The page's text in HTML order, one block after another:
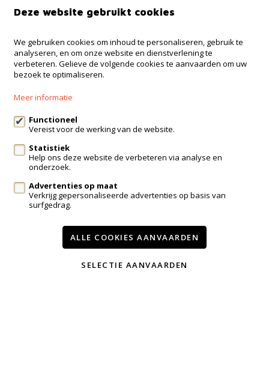
Immo Bosmans
Klokstraat 25 / 21
3600 Genk
info@immo-bosmans.be
Te koop Te huur
Contact
Wijzig cookie voorkeuren
voorwaarden privacy powered by Whise
Deze website gebruikt cookies
We gebruiken cookies om inhoud te personaliseren, gebruik te
analyseren, en om onze website en dienstverlening te
verbeteren. Gelieve de volgende cookies te aanvaarden om uw
bezoek te optimaliseren.
Meer informatie
Functioneel
Vereist voor de werking van de website.
Statistiek
Help ons deze website de verbeteren via analyse en
onderzoek.
Advertenties op maat
Verkrijg gepersonaliseerde advertenties op basis van
surfgedrag.
ALLE COOKIES AANVAARDEN
SELECTIE AANVAARDEN